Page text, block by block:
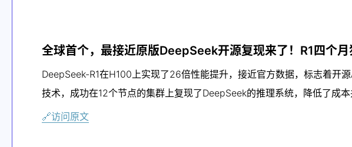
全球首个，最接近原版DeepSeek开源复现来了！R1四个
DeepSeek-R1在H100上实现了26倍性能提升，接近官方数据，标志着开
技术，成功在12个节点的集群上复现了DeepSeek的推理系统，降低了成本
🔗访问原文